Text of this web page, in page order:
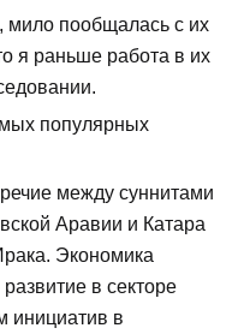
мило пообщалась с их
я раньше работа в их
популярных
между суннитами
Аравии и Катара
Экономика
в секторе
инициатив в